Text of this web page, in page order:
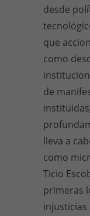
desde
que
como
de
lleva a
como
Ticio
primeras
injusticias